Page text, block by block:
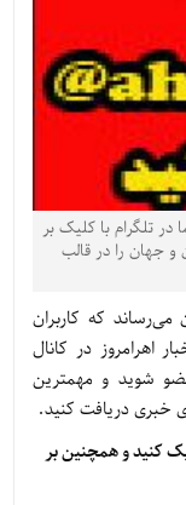
در تلگرام با کلیک بر
و جهان را در قالب
می‌رساند که کاربران
اهرامروز در کانال
شوید و مهمترین
خبری دریافت کنید.
کنید و همچنین بر